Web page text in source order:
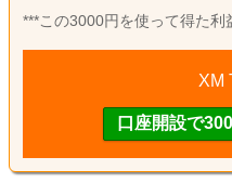
***この3000円を使って得た
XM